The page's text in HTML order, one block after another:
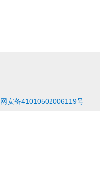
安备41010502006119号